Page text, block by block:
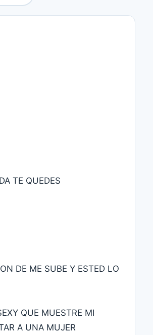
TE QUEDES
DE ME SUBE Y ESTED LO
QUE MUESTRE MI
A UNA MUJER